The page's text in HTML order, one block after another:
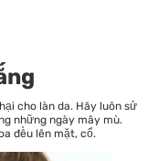
cho làn da. Hãy luôn sử
những ngày mây mù.
đều lên mặt, cổ.